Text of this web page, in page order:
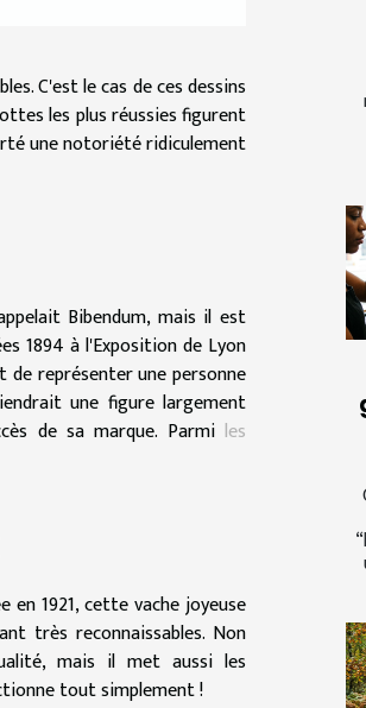
C'est le cas de ces dessins
les plus réussies figurent
une notoriété ridiculement
Bibendum, mais il est
1894 à l'Exposition de Lyon
représenter une personne
une figure largement
de sa marque. Parmi les
en 1921, cette vache joyeuse
très reconnaissables. Non
mais il met aussi les
tout simplement !